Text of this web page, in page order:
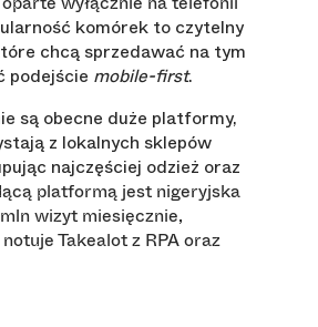
komórek to czytelny
chcą sprzedawać na tym
podejście mobile-first.
są obecne duże platformy,
z lokalnych sklepów
najczęściej odzież oraz
platformą jest nigeryjska
wizyt miesięcznie,
Takealot z RPA oraz